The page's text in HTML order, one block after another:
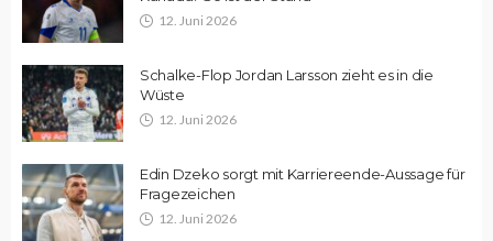
12. Juni 2026
Schalke-Flop Jordan Larsson zieht es in die
Wüste
12. Juni 2026
Edin Dzeko sorgt mit Karriereende-Aussage für
Fragezeichen
12. Juni 2026